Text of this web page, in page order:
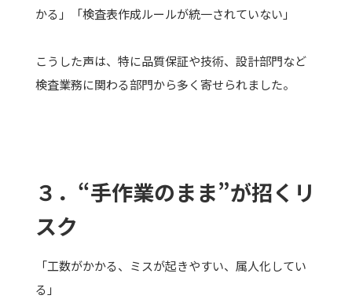
かる」「検査表作成ルールが統一されていない」
こうした声は、特に品質保証や技術、設計部門など
検査業務に関わる部門から多く寄せられました。
３．“手作業のまま”が招くリ
スク
「工数がかかる、ミスが起きやすい、属人化してい
る」